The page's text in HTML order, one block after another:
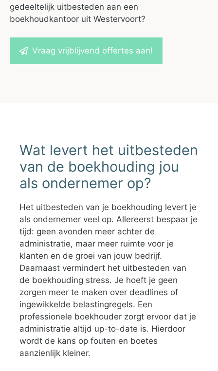
gedeeltelijk uitbesteden aan een
boekhoudkantoor uit Westervoort?
Vraag vrijblijvend offertes aan!
Wat levert het uitbesteden
van de boekhouding jou
als ondernemer op?
Het uitbesteden van je boekhouding levert je
als ondernemer veel op. Allereerst bespaar je
tijd: geen avonden meer achter de
administratie, maar meer ruimte voor je
klanten en de groei van jouw bedrijf.
Daarnaast vermindert het uitbesteden van
de boekhouding stress. Je hoeft je geen
zorgen meer te maken over deadlines of
ingewikkelde belastingregels. Een
professionele boekhouder zorgt ervoor dat je
administratie altijd up-to-date is. Hierdoor
wordt de kans op fouten en boetes
aanzienlijk kleiner.